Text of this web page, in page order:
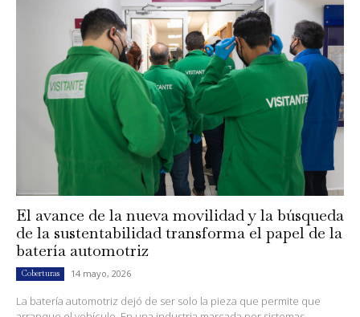
El avance de la nueva movilidad y la búsqueda
de la sustentabilidad transforma el papel de la
batería automotriz
Coberturas 14 mayo, 2026
La batería automotriz dejó de ser solo la pieza que permite que